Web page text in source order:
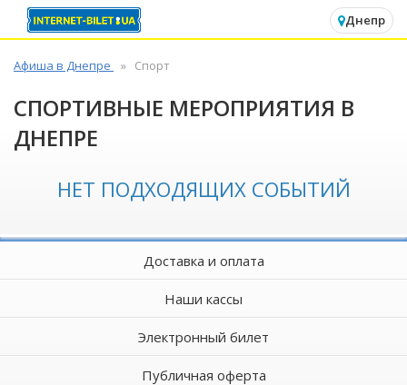
Днепр
Афиша в Днепре Спорт
СПОРТИВНЫЕ МЕРОПРИЯТИЯ В
ДНЕПРЕ
НЕТ ПОДХОДЯЩИХ СОБЫТИЙ
Доставка и оплата
Наши кассы
Электронный билет
Публичная оферта